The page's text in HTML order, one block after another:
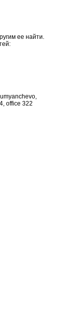
ее найти.
office 322